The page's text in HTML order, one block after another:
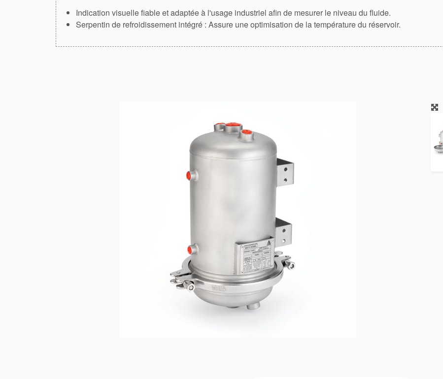
Indication visuelle fiable et adaptée à l'usage industriel afin de mesurer le niveau du fluide.
Serpentin de refroidissement intégré : Assure une optimisation de la température du réservoir.